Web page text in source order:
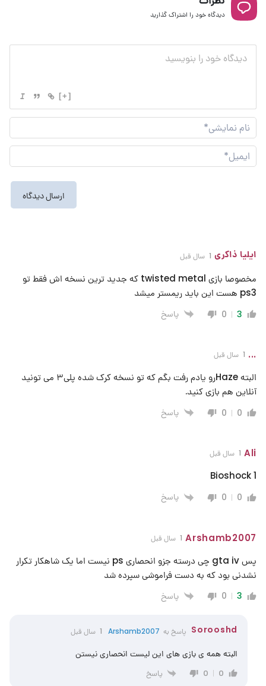
دیدگاه خود را اشتراک گذارید
[+]
نام
ایلیا ذاکری 1 سال قبل
مخصوصا بازی twisted metal که جدید ترین نسخه اش فقط تو
ps3 هست این باید ریمستر میشد
3
0 پاسخ
... 1 سال قبل
البته Hazeرو یادم رفت بگم که تو نسخه کرک شده پلی۳ می تونید
آنلاین هم بازی کنید.
0
0 پاسخ
Ali 1 سال قبل
Bioshock 1
0
0 پاسخ
Arshamb2007 1 سال قبل
پس gta iv چی درسته جزو انحصاری ps نیست اما یک شاهکار تکرار
نشدنی بود که به دست فراموشی سپرده شد
3
0 پاسخ
Sorooshd پاسخ به Arshamb2007 1 سال قبل
البته همه ی بازی های این لیست انحصاری نیستن
0
0 پاسخ